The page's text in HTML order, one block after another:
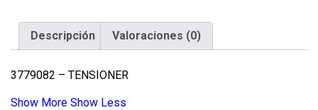
Descripción Valoraciones (0)
3779082 – TENSIONER
Show More Show Less